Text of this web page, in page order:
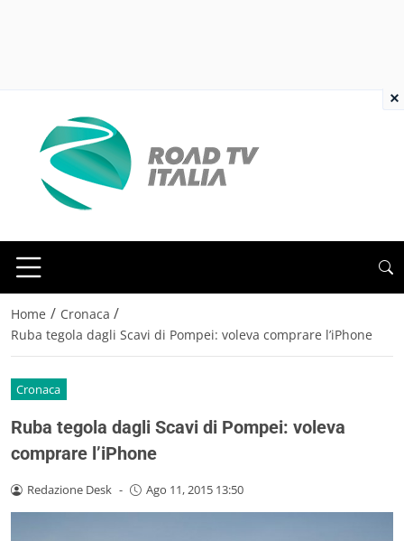
Home / Cronaca /
Ruba tegola dagli Scavi di Pompei: voleva comprare l’iPhone
Cronaca
Ruba tegola dagli Scavi di Pompei: voleva
comprare l’iPhone
Redazione Desk - Ago 11, 2015 13:50
×